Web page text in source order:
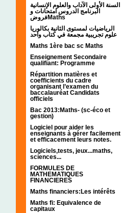
السنة الأولى الآداب والعلوم الإنسانية
البرنامج الدروس امتحانات و
فروضMaths
الرياضيات لمستوى الثانية بكالوريا
علوم تجريبية مجمعة في كتاب واحد
Maths 1ère bac sc Maths
Enseignement Secondaire
qualifiant: Programme
Répartition matières et
coefficients du cadre
organisant l’examen du
baccalauréat Candidats
officiels
Bac 2013:Maths- (sc-éco et
gestion)
Logiciel pour aider les
enseignants à gérer facilement
et efficacement leurs notes.
Logiciels,tests, jeux...maths,
sciences...
FORMULES DE
MATHEMATIQUES
FINANCIERES
Maths financiers:Les intérêts
Maths fi: Equivalence de
capitaux